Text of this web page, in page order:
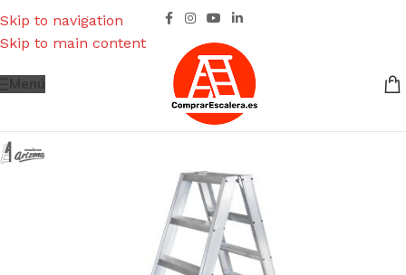
Skip to navigation
Skip to main content
Menú